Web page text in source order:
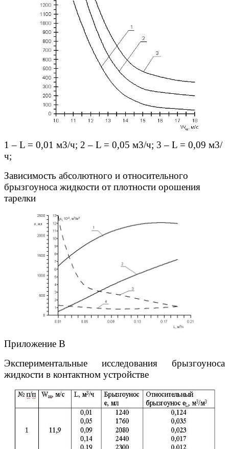
1 – L = 0,01 м3/ч; 2 – L = 0,05 м3/ч; 3 – L = 0,09 м3/
ч;
Зависимость абсолютного и относительного
брызгоуноса жидкости от плотности орошения
тарелки
Приложение В
Экспериментальные исследования брызгоуноса
жидкости в контактном устройстве